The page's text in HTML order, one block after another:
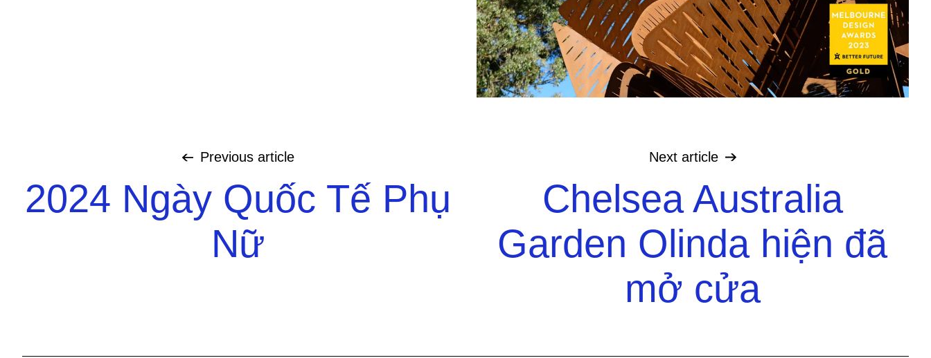
Previous article
2024 Ngày Quốc Tế Phụ
Nữ
Next article
Chelsea Australia
Garden Olinda hiện đã
mở cửa